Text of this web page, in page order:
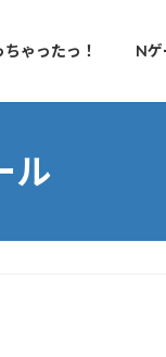
ちゃったっ！ N
ル